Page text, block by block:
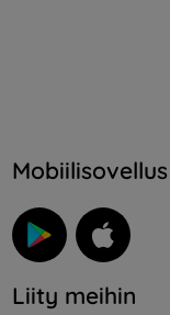
Mobiilisovellus
Liity meihin